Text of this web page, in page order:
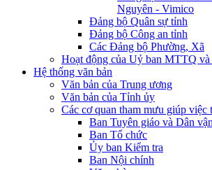
Nguyên - Vimico
Đảng bộ Quân sự tỉnh
Đảng bộ Công an tỉnh
Các Đảng bộ Phường, Xã
Hoạt động của Uỷ ban MTTQ
Hệ thống văn bản
Văn bản của Trung ương
Văn bản của Tỉnh ủy
Các cơ quan tham mưu giúp việc
Ban Tuyên giáo và Dân vận
Ban Tổ chức
Ủy ban Kiểm tra
Ban Nội chính